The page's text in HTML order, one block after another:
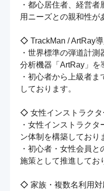
・都心居住者、経営
用ニーズとの親和性が
◇ TrackMan / ArtRay導
・世界標準の弾道計
分析機器「ArtRay」を
・初心者から上級者
しております。
◇ 女性インストラクタ
・女性インストラク
ン体制を構築しており
・初心者・女性会員
施策として推進してお
◇ 家族・複数名利用対